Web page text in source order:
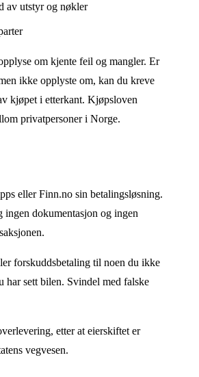
av utstyr og nøkler
om kjente feil og mangler. Er
ikke opplyste om, kan du kreve
kjøpet i etterkant. Kjøpsloven
privatpersoner i Norge.
eller Finn.no sin betalingsløsning.
dokumentasjon og ingen
forskuddsbetaling til noen du ikke
har sett bilen. Svindel med falske
etter at eierskiftet er
vegvesen.